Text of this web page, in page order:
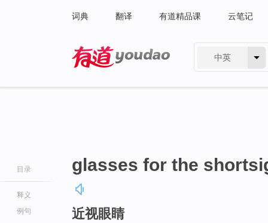
词典 翻译 有道精品课 云笔记
中英
目录
释义
例句
glasses for the
近视眼睛